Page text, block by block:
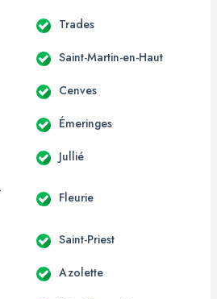
Trades
Saint-Martin-en-Haut
Cenves
Émeringes
Jullié
Fleurie
Saint-Priest
Azolette